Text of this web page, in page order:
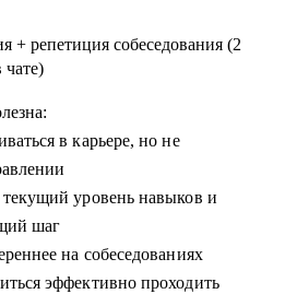
+ репетиция собеседования (2
чате)
в карьере, но не
уровень навыков и
шаг
на собеседованиях
эффективно проходить